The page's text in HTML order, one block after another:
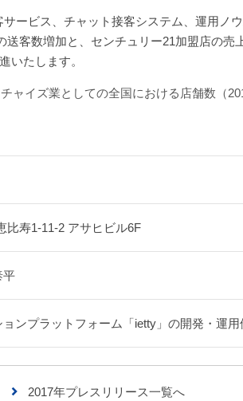
ービス、チャット接客システム、運用ノ
客数増加と、センチュリー21加盟店の売
いたします。
ャイズ業としての全国における店舗数（
比寿1-11-2 アサヒビル6F
ンプラットフォーム「ietty」の開発・運用
2017年プレスリリース一覧へ